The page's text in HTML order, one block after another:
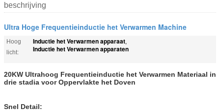
beschrijving
Ultra Hoge Frequentieinductie het Verwarmen Machine
Hoog
licht:
Inductie het Verwarmen apparaat,
Inductie het Verwarmen apparaten
20KW Ultrahoog Frequentieinductie het Verwarmen Materiaal in
drie stadia voor Oppervlakte het Doven
Snel Detail: